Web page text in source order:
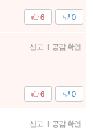
0
6
신고 | 공감 확인
0
6
신고 | 공감 확인